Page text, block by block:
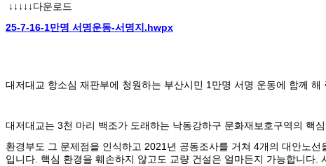
↓↓↓↓↓다운로드
25-7-16-1만명 서명운동-서명지.hwpx
대저대교 항소심 재판부에 청원하는 부산시민 1 만명 서명 운동에 함께 해
대저대교는 3천 마리 백조가 도래하는 낙동강하구 문화재보호구역의 핵
환경부도 그 문제점을 인식하고 2021년 공동조사를 거쳐 4개의 대안노
입니다. 핵심 환경을 훼손하지 않고도 교량 건설은 얼마든지 가능합니다